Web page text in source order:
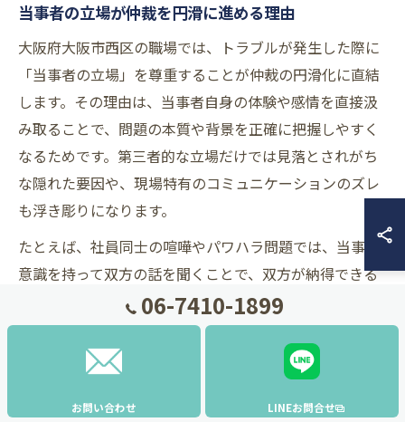
当事者の立場が仲裁を円滑に進める理由
大阪府大阪市西区の職場では、トラブルが発生した際に
「当事者の立場」を尊重することが仲裁の円滑化に直結
します。その理由は、当事者自身の体験や感情を直接汲
み取ることで、問題の本質や背景を正確に把握しやすく
なるためです。第三者的な立場だけでは見落とされがち
な隠れた要因や、現場特有のコミュニケーションのズレ
も浮き彫りになります。
たとえば、社員同士の喧嘩やパワハラ問題では、当事者
意識を持って双方の話を聞くことで、双方が納得できる
解決策を導きやすくなります。大阪市西区においても、
地域性や組織風土を踏まえた上で、当事者の声を中心に
据えることが失敗のリスクを減らすポイントです。
職場揉め事仲裁で重要な当事者の態度とは
06-7410-1899
お問い合わせ LINEお問合せ